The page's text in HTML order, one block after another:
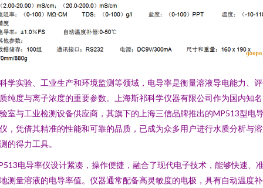
学实验、工业生产和环境监测等领域，电导率是衡量溶液导电能力、
纯度与离子浓度的重要参数。上海斯祁科学仪器有限公司作为国内知
室与工业检测设备供应商，其旗下的上海三信品牌推出的MP513型电
，凭借其精准的性能和可靠的品质，已成为众多用户进行水质分析与
的得力工具。
电导率仪设计紧凑，操作便捷，融合了现代电子技术，能够快速、
测量溶液的电导率值。仪器通常配备高灵敏度的电极，具有自动温度